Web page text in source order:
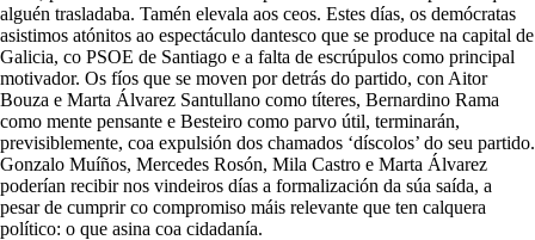
alguén trasladaba. Tamén elevala aos ceos. Estes días, os demócratas
asistimos atónitos ao espectáculo dantesco que se produce na capital de
Galicia, co PSOE de Santiago e a falta de escrúpulos como principal
motivador. Os fíos que se moven por detrás do partido, con Aitor
Bouza e Marta Álvarez Santullano como títeres, Bernardino Rama
como mente pensante e Besteiro como parvo útil, terminarán,
previsiblemente, coa expulsión dos chamados ‘díscolos’ do seu partido.
Gonzalo Muíños, Mercedes Rosón, Mila Castro e Marta Álvarez
poderían recibir nos vindeiros días a formalización da súa saída, a
pesar de cumprir co compromiso máis relevante que ten calquera
político: o que asina coa cidadanía.